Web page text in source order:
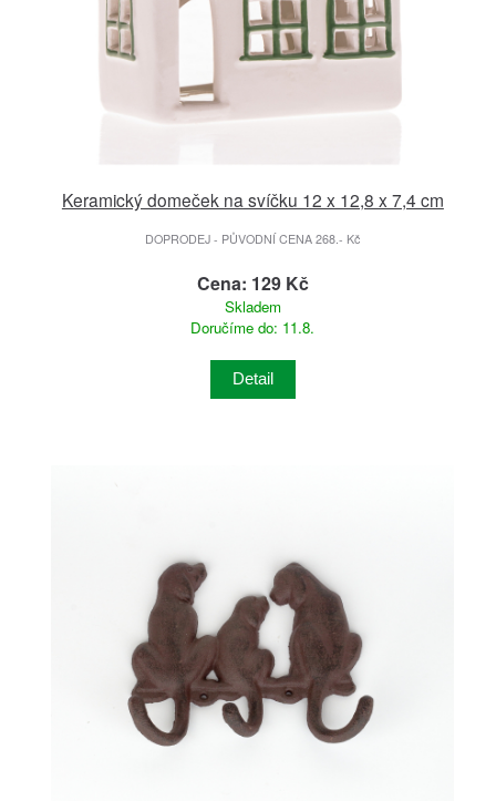
Keramický domeček na svíčku 12 x 12,8 x 7,4 cm
DOPRODEJ - PŮVODNÍ CENA 268.- Kč
Cena: 129 Kč
Skladem
Doručíme do: 11.8.
Detail